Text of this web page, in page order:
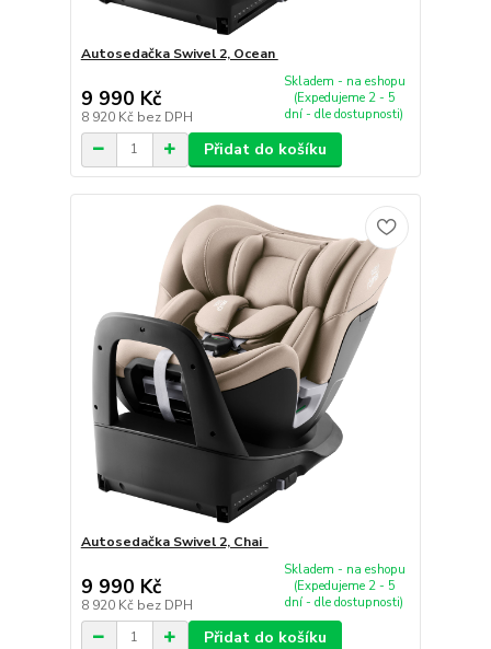
Autosedačka Swivel 2, Ocean
9 990 Kč
8 920 Kč bez DPH
Skladem - na eshopu
(Expedujeme 2 - 5
dní - dle dostupnosti)
Přidat do košíku
Autosedačka Swivel 2, Chai
9 990 Kč
8 920 Kč bez DPH
Skladem - na eshopu
(Expedujeme 2 - 5
dní - dle dostupnosti)
Přidat do košíku